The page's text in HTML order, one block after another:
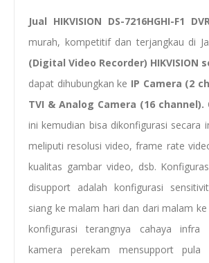
Jual HIKVISION DS-7216HGHI-F1
murah, kompetitif dan terjangkau di
(Digital Video Recorder) HIKVISION
dapat dihubungkan ke IP Camera (2
TVI & Analog Camera (16 channel).
ini kemudian bisa dikonfigurasi secara
meliputi resolusi video, frame rate
kualitas gambar video, dsb.
disupport adalah konfigurasi
siang ke malam hari dan dari malam
konfigurasi terangnya cahaya infra
kamera perekam mensupport pula